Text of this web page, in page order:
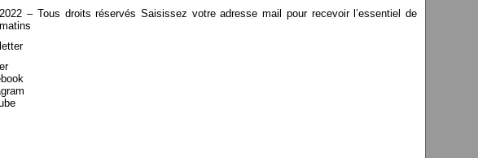
– Tous droits réservés Saisissez votre adresse mail pour recevoir l’essentiel de